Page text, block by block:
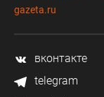
gazeta.ru
вконтакте
telegram